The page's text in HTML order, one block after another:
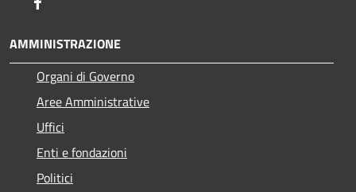
AMMINISTRAZIONE
Organi di Governo
Aree Amministrative
Uffici
Enti e fondazioni
Politici